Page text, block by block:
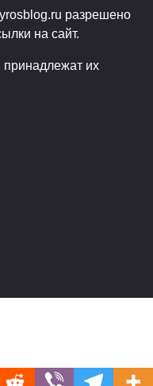
разрешено
на сайт.
принадлежат их